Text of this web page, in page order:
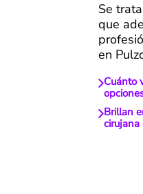
Se
que
en
Cuánto
Brillan
cirujana